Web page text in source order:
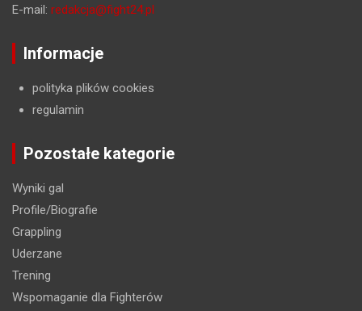
E-mail: redakcja@fight24.pl
Informacje
polityka plików cookies
regulamin
Pozostałe kategorie
Wyniki gal
Profile/Biografie
Grappling
Uderzane
Trening
Wspomaganie dla Fighterów